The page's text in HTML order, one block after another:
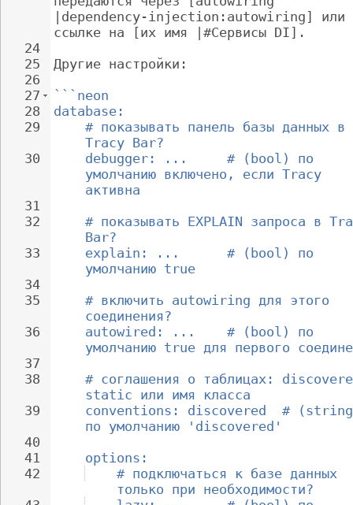
24
25
26
27
28
29
30
31
32
33
34
35
36
37
38
39
40
41
42
|dependency-injection:autowiring]
ссылке на [их имя |#Сервисы DI].
Другие настройки:
```neon
database:
# показывать панель базы данных в
Tracy Bar?
debugger: ...     # (bool) по
умолчанию включено, если Tracy
активна
# показывать EXPLAIN запроса в
Bar?
explain: ...      # (bool) по
умолчанию true
# включить autowiring для этого
соединения?
autowired: ...    # (bool) по
умолчанию true для первого
# соглашения о таблицах:
static или имя класса
conventions: discovered  #
по умолчанию 'discovered'
options:
# подключаться к базе данных
только при необходимости?